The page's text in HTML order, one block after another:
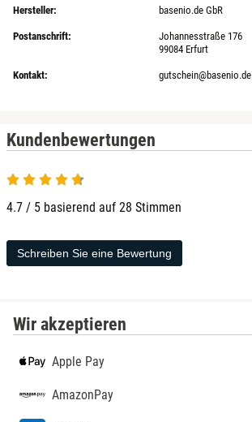
Hersteller:
basenio.de GbR
Postanschrift:
Johannesstraße 176
99084 Erfurt
Kontakt: gutschein@basenio.de
Kundenbewertungen
4.7 von 5
4.7 / 5 basierend auf 28 Stimmen
Schreiben Sie eine Bewertung
Wir akzeptieren
Apple Pay
AmazonPay